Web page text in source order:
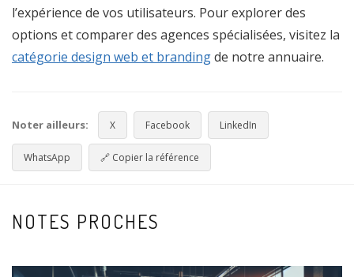
l’expérience de vos utilisateurs. Pour explorer des
options et comparer des agences spécialisées, visitez la
catégorie design web et brandingde notre annuaire.
Noter ailleurs: X Facebook LinkedIn
WhatsApp 🔗 Copier la référence
NOTES PROCHES